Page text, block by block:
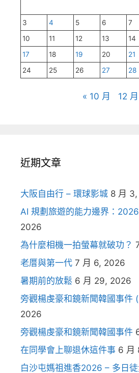
3
4 5 6 7
10
11 12 13 14
17
18 19 20 21
24
25 26 27 28
« 10 月 12
近期文章
大阪自由行 – 環球影城 8 月
AI 規劃旅遊的能力邊界：
2026
為什麼相機一拍螢幕就破功？
老厝與第一代 7 月 6, 2026
暑期前的放鬆 6 月 29, 2026
旁觀楊虔豪和鏡新聞韓國事件
2026
旁觀楊虔豪和鏡新聞韓國事件
在同學會上聊退休這件事 6 月
白沙屯媽祖進香2026 – 多日